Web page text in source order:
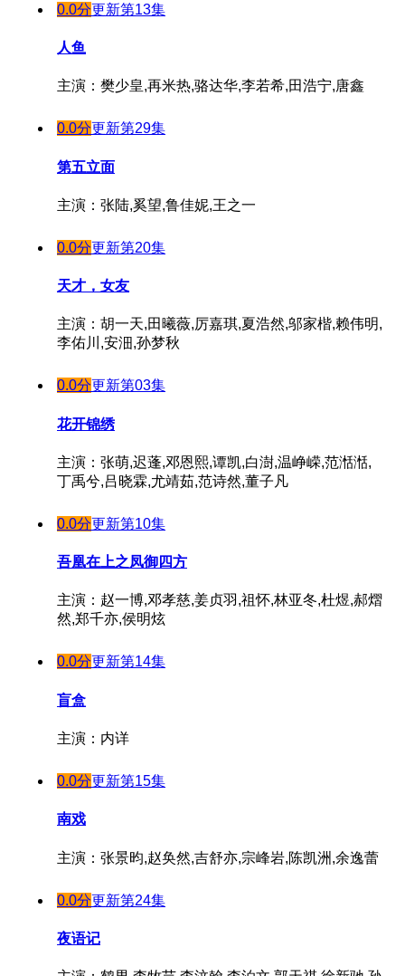
0.0分更新第13集
人鱼
主演：樊少皇,再米热,骆达华,李若希,田浩宁,唐鑫
0.0分更新第29集
第五立面
主演：张陆,奚望,鲁佳妮,王之一
0.0分更新第20集
天才，女友
主演：胡一天,田曦薇,厉嘉琪,夏浩然,邬家楷,赖伟明,
李佑川,安沺,孙梦秋
0.0分更新第03集
花开锦绣
主演：张萌,迟蓬,邓恩熙,谭凯,白澍,温峥嵘,范湉湉,
丁禹兮,吕晓霖,尤靖茹,范诗然,董子凡
0.0分更新第10集
吾凰在上之凤御四方
主演：赵一博,邓孝慈,姜贞羽,祖怀,林亚冬,杜煜,郝熠
然,郑千亦,侯明炫
0.0分更新第14集
盲盒
主演：内详
0.0分更新第15集
南戏
主演：张景昀,赵奂然,吉舒亦,宗峰岩,陈凯洲,余逸蕾
0.0分更新第24集
夜语记